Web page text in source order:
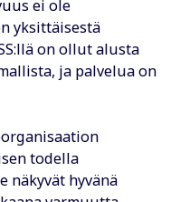
ei ole
yksittäisestä
on ollut alusta
ja palvelua on
todella
näkyvät hyvänä